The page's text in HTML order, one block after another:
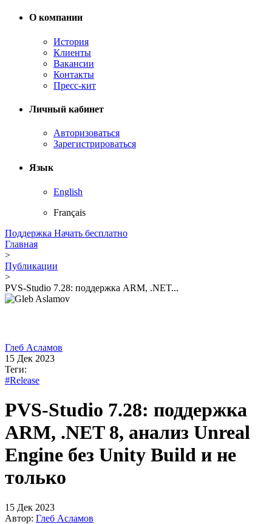
О компании
История
Клиенты
Вакансии
Контакты
Пресс-кит
Личный кабинет
Авторизоваться
Зарегистрироваться
Язык
English
Français
Поддержка Начать бесплатно
Главная
>
Публикации
>
PVS-Studio 7.28: поддержка ARM, .NET...
Глеб Асламов
15 Дек 2023
Теги:
#Release
PVS-Studio 7.28: поддержка
ARM, .NET 8, анализ Unreal
Engine без Unity Build и не
только
15 Дек 2023
Автор: Глеб Асламов